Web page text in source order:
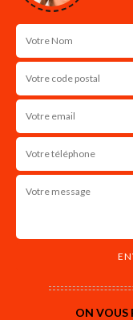
ON VOUS